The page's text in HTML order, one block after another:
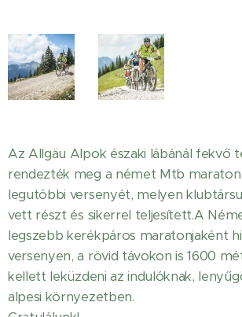
Az Allgäu Alpok északi lábánál fekvő
rendezték meg a német Mtb
legutóbbi versenyét, melyen
vett részt és sikerrel teljesített.A
legszebb kerékpáros maratonjaként
versenyen, a rövid távokon is 1600
kellett leküzdeni az indulóknak,
alpesi környezetben.